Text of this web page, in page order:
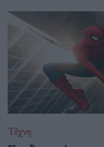
Τέχνη